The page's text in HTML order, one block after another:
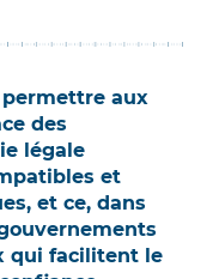
permettre aux
des
légale
et
et ce, dans
qui facilitent le